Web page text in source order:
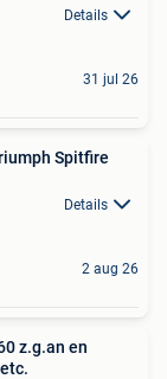
Details
31 jul 26
Spitfire
Details
2 aug 26
z.g.an en